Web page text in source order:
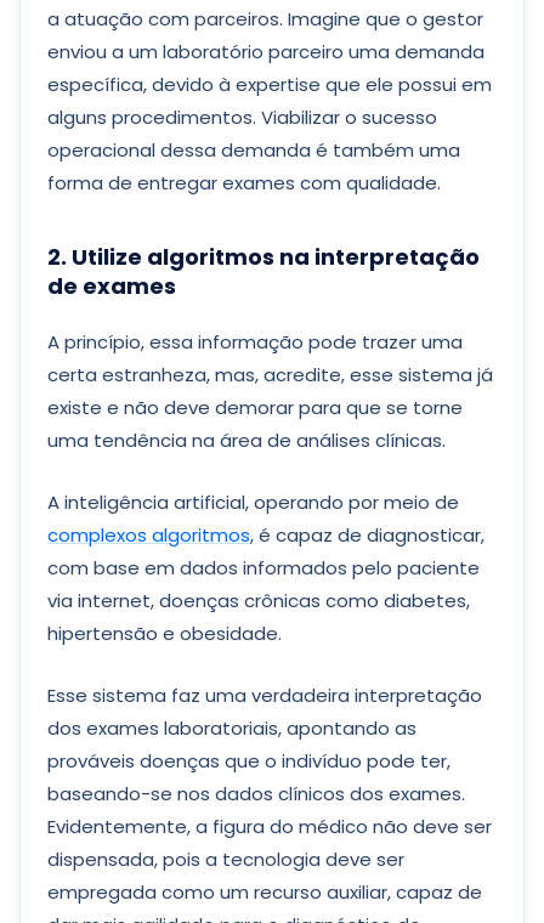
a atuação com parceiros. Imagine que o gestor
enviou a um laboratório parceiro uma demanda
específica, devido à expertise que ele possui em
alguns procedimentos. Viabilizar o sucesso
operacional dessa demanda é também uma
forma de entregar exames com qualidade.
2. Utilize algoritmos na interpretação
de exames
A princípio, essa informação pode trazer uma
certa estranheza, mas, acredite, esse sistema já
existe e não deve demorar para que se torne
uma tendência na área de análises clínicas.
A inteligência artificial, operando por meio de
complexos algoritmos, é capaz de diagnosticar,
com base em dados informados pelo paciente
via internet, doenças crônicas como diabetes,
hipertensão e obesidade.
Esse sistema faz uma verdadeira interpretação
dos exames laboratoriais, apontando as
prováveis doenças que o indivíduo pode ter,
baseando-se nos dados clínicos dos exames.
Evidentemente, a figura do médico não deve ser
dispensada, pois a tecnologia deve ser
empregada como um recurso auxiliar, capaz de